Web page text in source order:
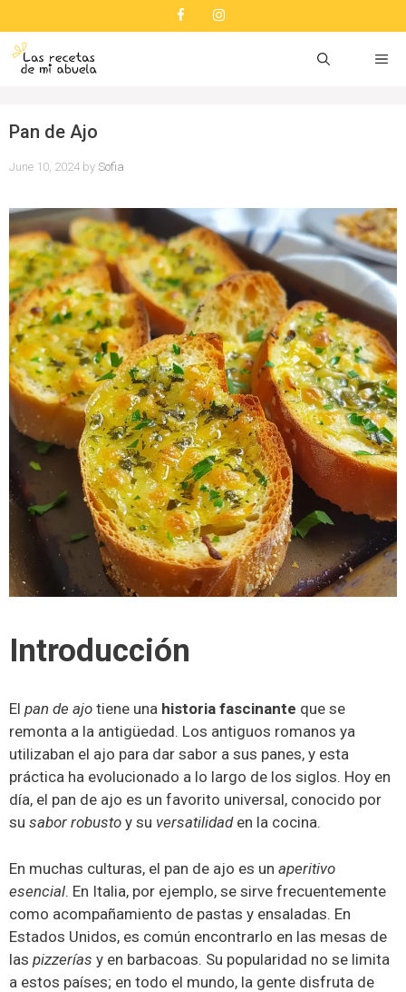
to
content
Pan de Ajo
June 10, 2024 by Sofia
Introducción
El pan de ajo tiene una historia fascinante que se
remonta a la antigüedad. Los antiguos romanos ya
utilizaban el ajo para dar sabor a sus panes, y esta
práctica ha evolucionado a lo largo de los siglos. Hoy en
día, el pan de ajo es un favorito universal, conocido por
su sabor robusto y su versatilidaden la cocina.
En muchas culturas, el pan de ajo es un aperitivo
esencial. En Italia, por ejemplo, se sirve frecuentemente
como acompañamiento de pastas y ensaladas. En
Estados Unidos, es común encontrarlo en las mesas de
las pizzerías y en barbacoas. Su popularidad no se limita
a estos países; en todo el mundo, la gente disfruta de